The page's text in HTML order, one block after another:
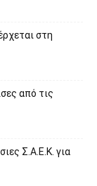
στη
από τις
Σ.Α.Ε.Κ. για